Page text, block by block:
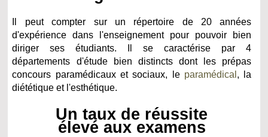
Il peut compter sur un répertoire de 20 années
d'expérience dans l'enseignement pour pouvoir bien
diriger ses étudiants. Il se caractérise par 4
départements d'étude bien distincts dont les prépas
concours paramédicaux et sociaux, le paramédical , la
diététique et l'esthétique.
Un taux de réussite
élevé aux examens